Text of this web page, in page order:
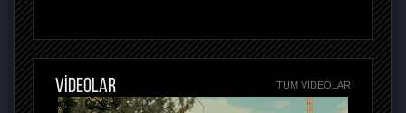
VİDEOLAR TÜM VIDEOLAR